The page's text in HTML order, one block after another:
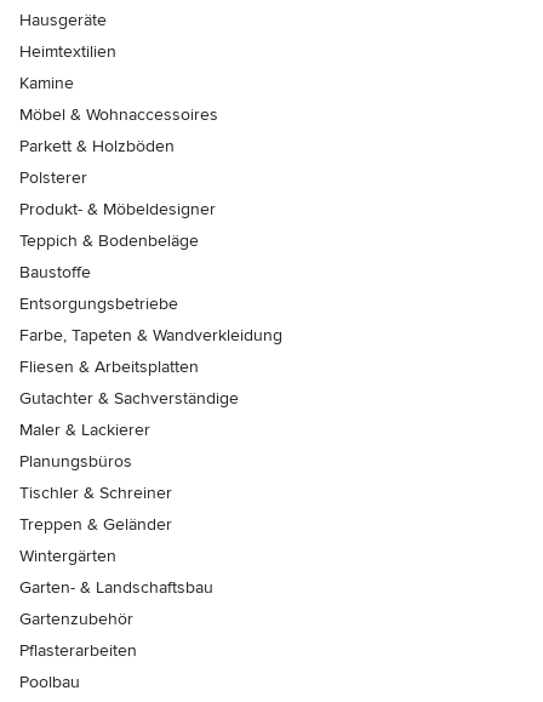
Hausgeräte
Heimtextilien
Kamine
Möbel & Wohnaccessoires
Parkett & Holzböden
Polsterer
Produkt- & Möbeldesigner
Teppich & Bodenbeläge
Baustoffe
Entsorgungsbetriebe
Farbe, Tapeten & Wandverkleidung
Fliesen & Arbeitsplatten
Gutachter & Sachverständige
Maler & Lackierer
Planungsbüros
Tischler & Schreiner
Treppen & Geländer
Wintergärten
Garten- & Landschaftsbau
Gartenzubehör
Pflasterarbeiten
Poolbau